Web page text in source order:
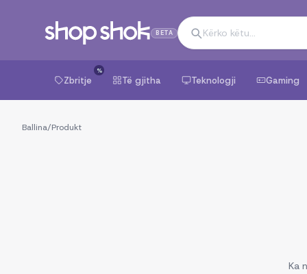
BETA
Zbritje
%
Të gjitha Teknologji Gaming
Ballina/Produkt
Ka